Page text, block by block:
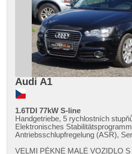
Audi A1
1.6TDI 77kW S-line
Handgetriebe, 5 rychlostních
Elektronisches
Antriebsschlupfregelung (ASR),
hlasové ovládání palubního
VELMI PĚKNÉ MALÉ VOZIDLO